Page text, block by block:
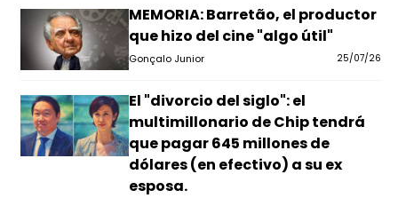
MEMORIA: Barretão, el productor
que hizo del cine "algo útil"
Gonçalo Junior 25/07/26
El "divorcio del siglo": el
multimillonario de Chip tendrá
que pagar 645 millones de
dólares (en efectivo) a su ex
esposa.